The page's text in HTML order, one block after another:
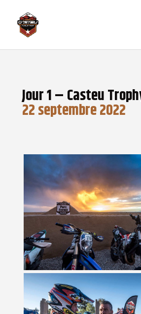
Jour 1 – Casteu
22 septembre 2022